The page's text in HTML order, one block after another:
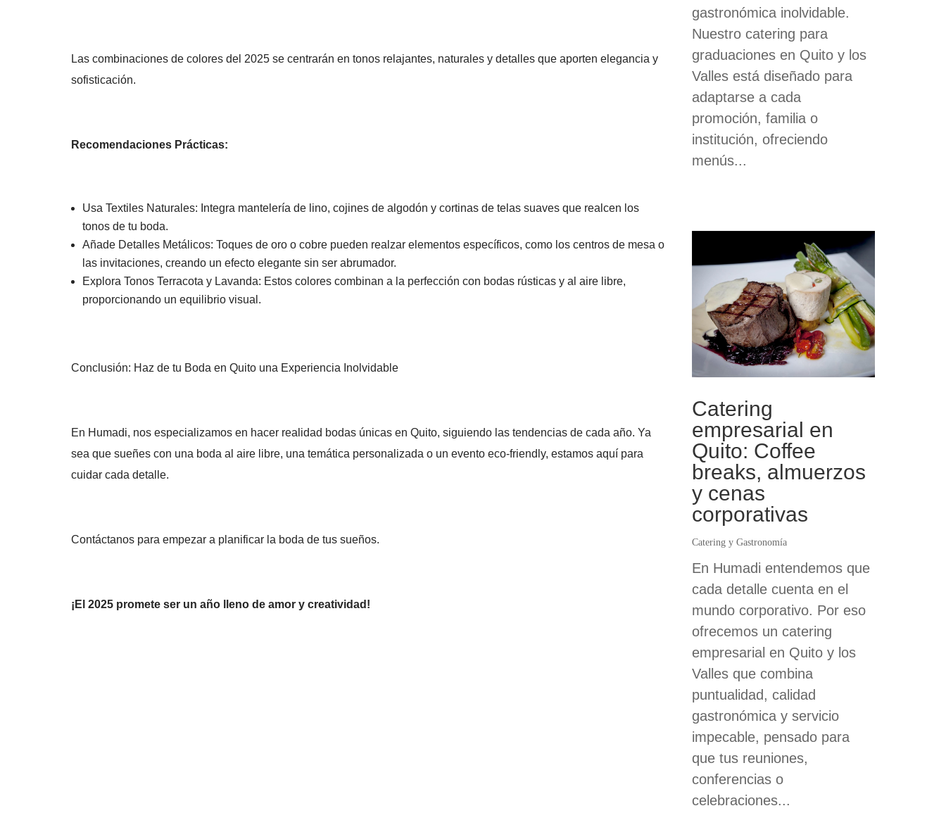
Las combinaciones de colores del 2025 se centrarán en tonos relajantes, naturales y detalles que aporten elegancia y
sofisticación.
Recomendaciones Prácticas:
Usa Textiles Naturales: Integra mantelería de lino, cojines de algodón y cortinas de telas suaves que realcen los
tonos de tu boda.
Añade Detalles Metálicos: Toques de oro o cobre pueden realzar elementos específicos, como los centros de mesa o
las invitaciones, creando un efecto elegante sin ser abrumador.
Explora Tonos Terracota y Lavanda: Estos colores combinan a la perfección con bodas rústicas y al aire libre,
proporcionando un equilibrio visual.
Conclusión: Haz de tu Boda en Quito una Experiencia Inolvidable
En Humadi, nos especializamos en hacer realidad bodas únicas en Quito, siguiendo las tendencias de cada año. Ya
sea que sueñes con una boda al aire libre, una temática personalizada o un evento eco-friendly, estamos aquí para
cuidar cada detalle.
Contáctanos para empezar a planificar la boda de tus sueños.
¡El 2025 promete ser un año lleno de amor y creatividad!
gastronómica inolvidable.
Nuestro catering para
graduaciones en Quito y los
Valles está diseñado para
adaptarse a cada
promoción, familia o
institución, ofreciendo
menús...
Catering
empresarial en
Quito: Coffee
breaks, almuerzos
y cenas
corporativas
Catering y Gastronomía
En Humadi entendemos que
cada detalle cuenta en el
mundo corporativo. Por eso
ofrecemos un catering
empresarial en Quito y los
Valles que combina
puntualidad, calidad
gastronómica y servicio
impecable, pensado para
que tus reuniones,
conferencias o
celebraciones...